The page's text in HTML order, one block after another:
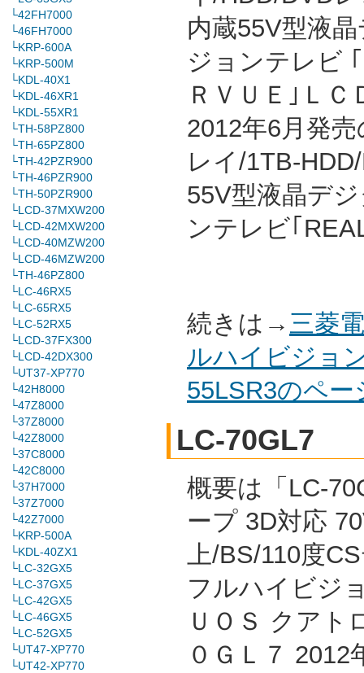
内蔵55V型液
ジョンテレビ
ＲＶＵＥ｣ＬＣ
2012年6月発
レイ/1TB-
55V型液晶デ
ンテレビ｢
続きは→ 三菱
ルハイビジョ
55LSR3のペ
LC-70GL7
概要は「LC-
ープ 3D対応
上/BS/110度
フルハイビジ
ＵＯＳ クアト
０ＧＬ７ 2012
└42FH7000
└46FH7000
└KRP-600A
└KRP-500M
└KDL-40X1
└KDL-46XR1
└KDL-55XR1
└TH-58PZ800
└TH-65PZ800
└TH-42PZR900
└TH-46PZR900
└TH-50PZR900
└LCD-37MXW200
└LCD-42MXW200
└LCD-40MZW200
└LCD-46MZW200
└TH-46PZ800
└LC-46RX5
└LC-65RX5
└LC-52RX5
└LCD-37FX300
└LCD-42DX300
└UT37-XP770
└42H8000
└47Z8000
└37Z8000
└42Z8000
└37C8000
└42C8000
└37H7000
└37Z7000
└42Z7000
└KRP-500A
└KDL-40ZX1
└LC-32GX5
└LC-37GX5
└LC-42GX5
└LC-46GX5
└LC-52GX5
└UT47-XP770
└UT42-XP770